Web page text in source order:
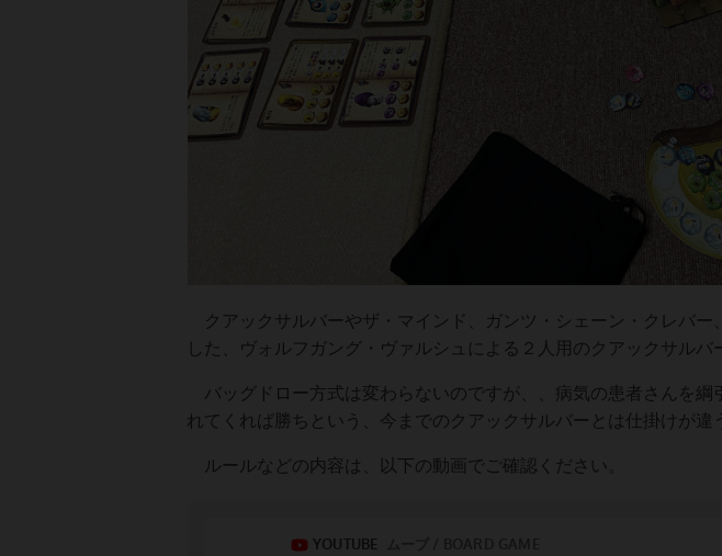
クアックサルバーやザ・マインド、ガンツ・シェーン・クレバー
した、ヴォルフガング・ヴァルシュによる２人用のクアックサルバ
バッグドロー方式は変わらないのですが、、病気の患者さんを綱
れてくれば勝ちという、今までのクアックサルバーとは仕掛けが違
ルールなどの内容は、以下の動画でご確認ください。